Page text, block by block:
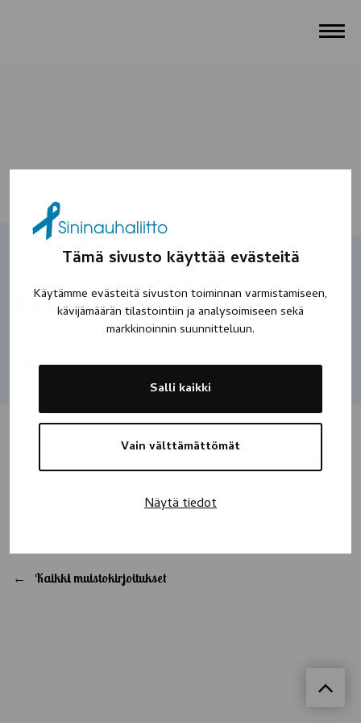
Tämä sivusto käyttää evästeitä
Käytämme evästeitä sivuston toiminnan varmistamiseen,
kävijämäärän tilastointiin ja analysoimiseen sekä
markkinoinnin suunnitteluun.
Vain välttämättömät
Salli kaikki
Näytä tiedot
Isi
Liian nuorena lähdit, et jaksanut enää… Nyt ei tuskaa enää
Kaikki muistokirjoitukset